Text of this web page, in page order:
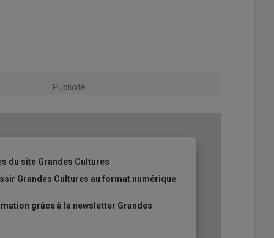
Publicité
du site Grandes Cultures
Grandes Cultures au format numérique
grâce à la newsletter Grandes